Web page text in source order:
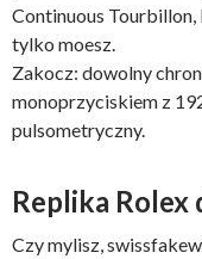
Continuous
tylko moesz.
Zakocz: dowolny
monoprzyciskiem z
pulsometryczny.
Replika Rolex
Czy mylisz,